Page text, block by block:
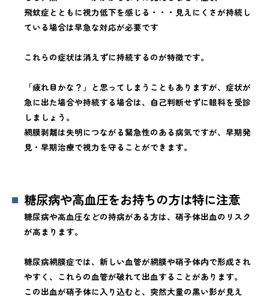
飛蚊症とともに視力低下を感じる・・・見えにくさが持続し
ている場合は早急な対応が必要です
これらの症状は消えずに持続するのが特徴です。
「疲れ目かな？」と思ってしまうこともありますが、症状が
急に出た場合や持続する場合は、自己判断せずに眼科を受診
しましょう。
網膜剥離は失明につながる緊急性のある病気ですが、早期発
見・早期治療で視力を守ることができます。
糖尿病や高血圧をお持ちの方は特に注意
糖尿病や高血圧などの持病がある方は、硝子体出血のリスク
が高まります。
糖尿病網膜症では、新しい血管が網膜や硝子体内で形成され
やすく、これらの血管が破れて出血することがあります。
この出血が硝子体に入り込むと、突然大量の黒い影が見え